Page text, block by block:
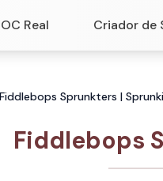
Real Criador de
Sprunkters |
Fiddlebops